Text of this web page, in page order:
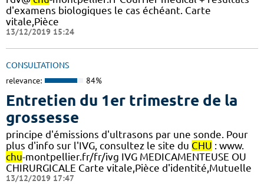
d'examens biologiques le cas échéant. Carte
vitale,Pièce
13/12/2019 15:24
CONSULTATIONS
relevance: 84%
Entretien du 1er trimestre de la
grossesse
principe d'émissions d'ultrasons par une sonde. Pour
plus d'info sur l'IVG, consultez le site du CHU : www.
chu-montpellier.fr/fr/ivg IVG MEDICAMENTEUSE OU
CHIRURGICALE Carte vitale,Pièce d'identité,Mutuelle
13/12/2019 17:47